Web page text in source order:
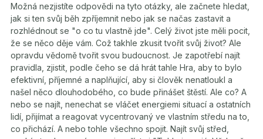
Možná nezjistíte odpovědi na tyto otázky, ale začnete hledat,
jak si ten svůj běh zpříjemnit nebo jak se načas zastavit a
rozhlédnout se "o co tu vlastně jde". Celý život jste měli pocit,
že se něco děje vám. Což takhle zkusit tvořit svůj život? Ale
opravdu vědomě tvořit svou budoucnost. Je zapotřebí najít
pravidla, zjistit, podle čeho se dá hrát tahle Hra, aby to bylo
efektivní, příjemné a naplňující, aby si člověk nenatloukl a
našel něco dlouhodobého, co bude přinášet štěstí. Ale co? A
nebo se najít, nenechat se vláčet energiemi situací a ostatních
lidí, přijímat a reagovat vycentrovaný ve vlastním středu na to,
co přichází. A nebo tohle všechno spojit. Najít svůj střed,